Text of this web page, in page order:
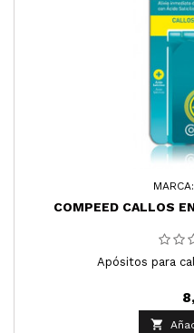
MARCA:
COMPEED CALLOS
Apósitos para
